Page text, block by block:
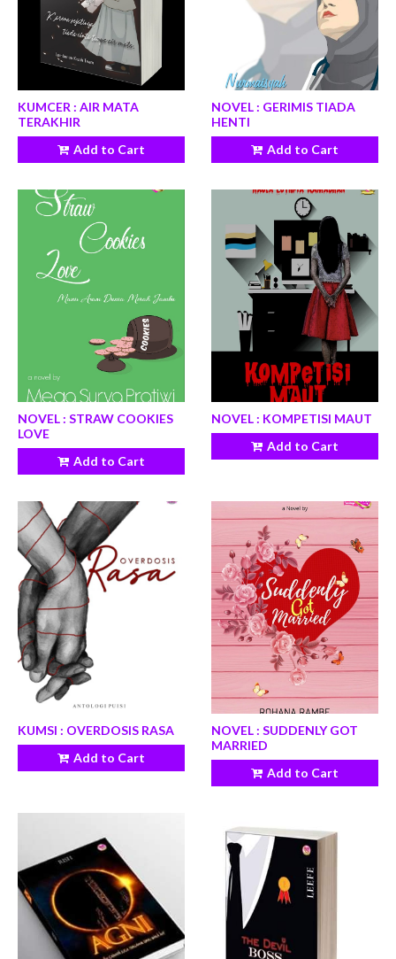
KUMCER : AIR MATA
TERAKHIR
Add to Cart
NOVEL : GERIMIS TIADA
HENTI
Add to Cart
NOVEL : STRAW COOKIES
LOVE
Add to Cart
NOVEL : KOMPETISI MAUT
Add to Cart
KUMSI : OVERDOSIS RASA
Add to Cart
NOVEL : SUDDENLY GOT
MARRIED
Add to Cart